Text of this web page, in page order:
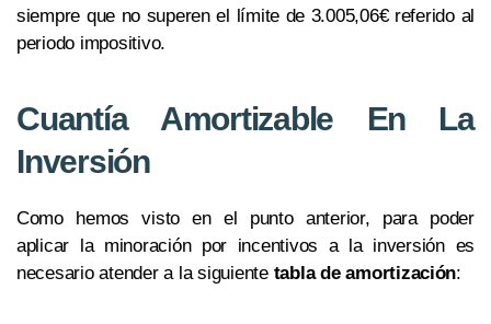
siempre que no superen el límite de 3.005,06€ referido al
periodo impositivo.
Cuantía Amortizable En La
Inversión
Como hemos visto en el punto anterior, para poder
aplicar la minoración por incentivos a la inversión es
necesario atender a la siguiente tabla de amortización: